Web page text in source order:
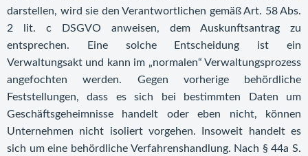
darstellen, wird sie den Verantwortlichen gemäß Art. 58 Abs.
2 lit. c DSGVO anweisen, dem Auskunftsantrag zu
entsprechen. Eine solche Entscheidung ist ein
Verwaltungsakt und kann im „normalen“ Verwaltungsprozess
angefochten werden. Gegen vorherige behördliche
Feststellungen, dass es sich bei bestimmten Daten um
Geschäftsgeheimnisse handelt oder eben nicht, können
Unternehmen nicht isoliert vorgehen. Insoweit handelt es
sich um eine behördliche Verfahrenshandlung. Nach § 44a S.